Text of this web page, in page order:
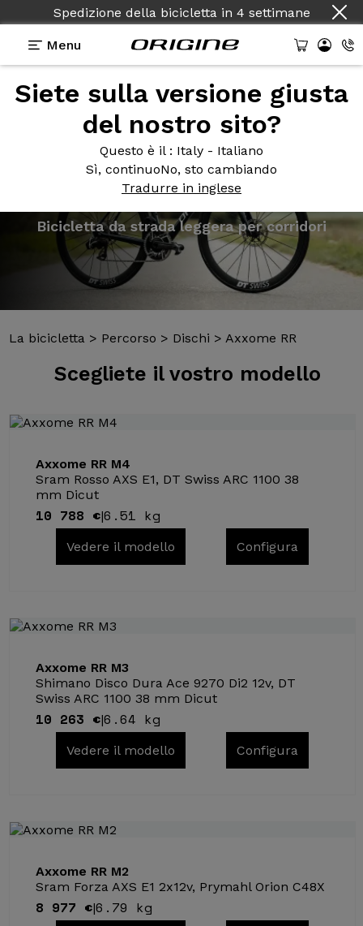
Spedizione della bicicletta in 4 settimane
Menu
Siete sulla versione giusta
del nostro sito?
Questo è il : Italy - Italiano
Sì, continuoNo, sto cambiando
Tradurre in inglese
Presentazione Tecnologie
La bicicletta > Percorso > Dischi >Axxome RR
Scegliete ilvostro modello
Axxome RR M4
Sram Rosso AXS E1, DT Swiss ARC 1100 38
mm Dicut
10 788 €|6.51 kg
Vedere il modello Configura
Axxome RR M3
Shimano Disco Dura Ace 9270 Di2 12v, DT
Swiss ARC 1100 38 mm Dicut
10 263 €|6.64 kg
Vedere il modello Configura
Axxome RR M2
Sram Forza AXS E1 2x12v, Prymahl Orion C48X
8 977 €|6.79 kg